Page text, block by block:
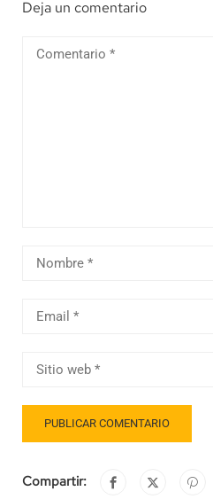
Deja un comentario
Compartir: